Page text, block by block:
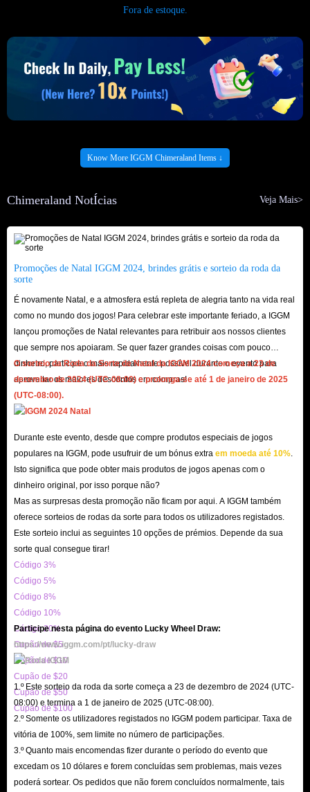
Fora de estoque.
Know More IGGM Chimeraland Items ↓
Chimeraland NotÍcias Veja Mais>
Promoções de Natal IGGM 2024, brindes grátis e sorteio da roda da
sorte
É novamente Natal, e a atmosfera está repleta de alegria tanto na vida real
como no mundo dos jogos! Para celebrar este importante feriado, a IGGM
lançou promoções de Natal relevantes para retribuir aos nossos clientes
que sempre nos apoiaram. Se quer fazer grandes coisas com pouco
dinheiro, participe o mais rapidamente possível durante o evento para
aproveitar os maiores descontos em compras!
O sorteio da Roda da Sorte de Natal da IGGM 2024 começa a 23 de
dezembro de 2024 (UTC-08:00) e prolonga-se até 1 de janeiro de 2025
(UTC-08:00).
Durante este evento, desde que compre produtos especiais de jogos
populares na IGGM, pode usufruir de um bónus extra em moeda até 10%
Isto significa que pode obter mais produtos de jogos apenas com o
dinheiro original, por isso porque não?
Mas as surpresas desta promoção não ficam por aqui. A IGGM também
oferece sorteios de rodas da sorte para todos os utilizadores registados.
Este sorteio inclui as seguintes 10 opções de prémios. Depende da sua
sorte qual consegue tirar!
Código 3%
Código 5%
Código 8%
Código 10%
Código 20%
Cupão de $5
Cupão de $10
Cupão de $20
Cupão de $50
Cupão de $100
Participe nesta página do evento Lucky Wheel Draw:
https://www.iggm.com/pt/lucky-draw
1.º Este sorteio da roda da sorte começa a 23 de dezembro de 2024 (UTC-
08:00) e termina a 1 de janeiro de 2025 (UTC-08:00).
2.º Somente os utilizadores registados no IGGM podem participar. Taxa de
vitória de 100%, sem limite no número de participações.
3.º Quanto mais encomendas fizer durante o período do evento que
excedam os 10 dólares e forem concluídas sem problemas, mais vezes
poderá sortear. Os pedidos que não forem concluídos normalmente, tais